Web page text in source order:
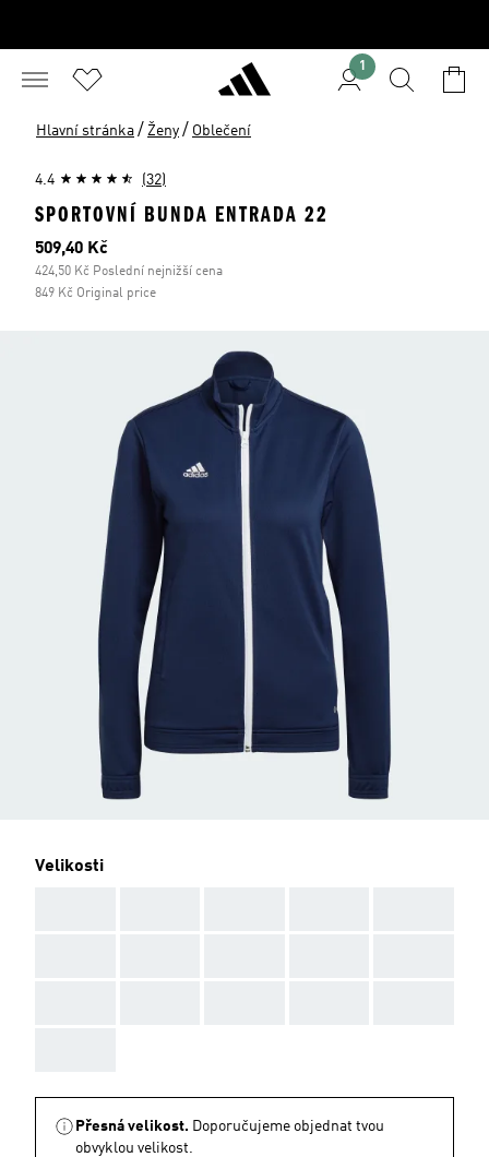
1
Hlavní stránka / Ženy / Oblečení
4.4 (32)
SPORTOVNÍ BUNDA ENTRADA 22
Aktuální cena
509,40 Kč
424,50 Kč Poslední nejnižší cena
849 Kč Original price
Velikosti
Přesná velikost. Doporučujeme objednat tvou
obvyklou velikost.